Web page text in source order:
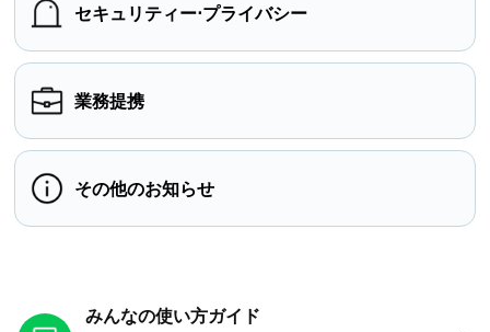
セキュリティー⋅プライバシー
業務提携
その他のお知らせ
みんなの使い方ガイド